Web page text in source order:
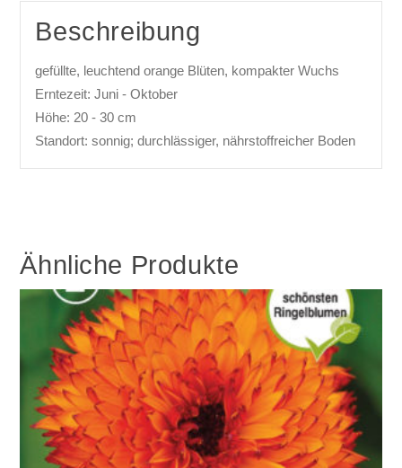
Beschreibung
gefüllte, leuchtend orange Blüten, kompakter Wuchs
Erntezeit: Juni - Oktober
Höhe: 20 - 30 cm
Standort: sonnig; durchlässiger, nährstoffreicher Boden
Ähnliche Produkte